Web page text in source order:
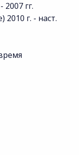
2007 гг.
2010 г. - наст.